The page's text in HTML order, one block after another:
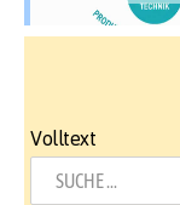
Volltext